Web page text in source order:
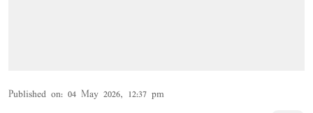
Published on: 04 May 2026, 12:37 pm